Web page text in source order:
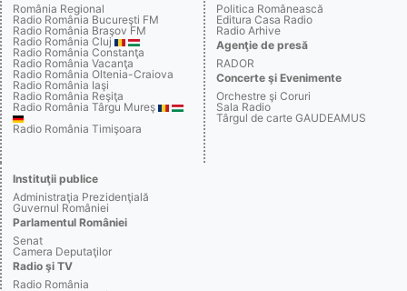
România Regional
Radio România Bucureşti FM
Radio România Braşov FM
Radio România Cluj
Radio România Constanţa
Radio România Vacanţa
Radio România Oltenia-Craiova
Radio România Iaşi
Radio România Reşiţa
Radio România Târgu Mureş
Radio România Timişoara
Politica Românească
Editura Casa Radio
Radio Arhive
Agenţie de presă
RADOR
Concerte şi Evenimente
Orchestre şi Coruri
Sala Radio
Târgul de carte GAUDEAMUS
Instituţii publice
Administraţia Prezidenţială
Guvernul României
Parlamentul României
Senat
Camera Deputaţilor
Radio şi TV
Radio România